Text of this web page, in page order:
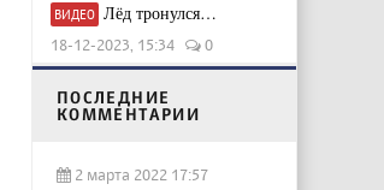
ВИДЕО Лёд тронулся…
18-12-2023, 15:34 0
ПОСЛЕДНИЕ
КОММЕНТАРИИ
2 марта 2022 17:57